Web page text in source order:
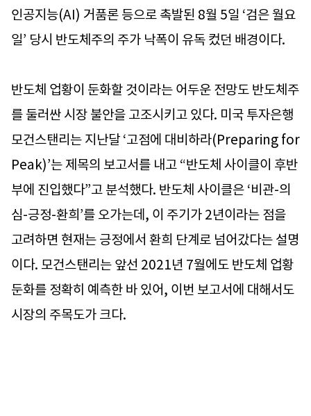
인공지능(AI) 거품론 등으로 촉발된 8월 5일 ‘검은 월요
일’ 당시 반도체주의 주가 낙폭이 유독 컸던 배경이다.
반도체 업황이 둔화할 것이라는 어두운 전망도 반도체주
를 둘러싼 시장 불안을 고조시키고 있다. 미국 투자은행
모건스탠리는 지난달 ‘고점에 대비하라(Preparing for
Peak)’는 제목의 보고서를 내고 “반도체 사이클이 후반
부에 진입했다”고 분석했다. 반도체 사이클은 ‘비관-의
심-긍정-환희’를 오가는데, 이 주기가 2년이라는 점을
고려하면 현재는 긍정에서 환희 단계로 넘어갔다는 설명
이다. 모건스탠리는 앞선 2021년 7월에도 반도체 업황
둔화를 정확히 예측한 바 있어, 이번 보고서에 대해서도
시장의 주목도가 크다.